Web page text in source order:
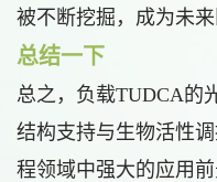
被不断挖掘，成为未
总结一下
总之，负载TUDCA的
结构支持与生物活性
程领域中强大的应用